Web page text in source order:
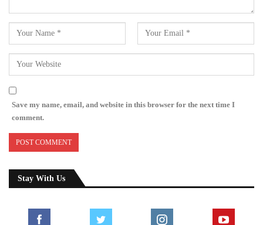
Save my name, email, and website in this browser for the next time I
comment.
Stay With Us